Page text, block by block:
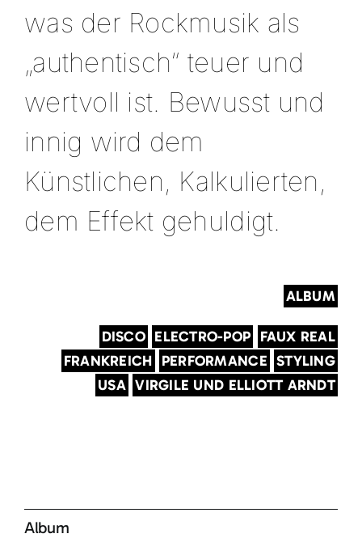
was der Rockmusik als
„authentisch“ teuer und
wertvoll ist. Bewusst und
innig wird dem
Künstlichen, Kalkulierten,
dem Effekt gehuldigt.
ALBUM
DISCO ELECTRO-POP FAUX REAL
FRANKREICH PERFORMANCE STYLING
USA VIRGILE UND ELLIOTT ARNDT
Album